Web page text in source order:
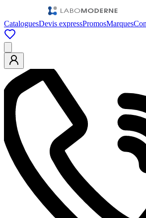
CataloguesDevis expressPromosMarques